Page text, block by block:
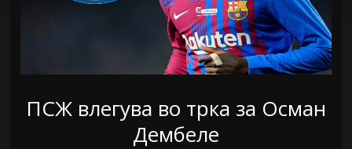
ПСЖ влегува во трка за Осман
Дембеле